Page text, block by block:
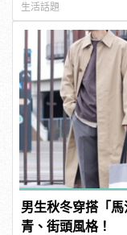
生活話題
男生秋冬穿搭「
青、街頭風格！